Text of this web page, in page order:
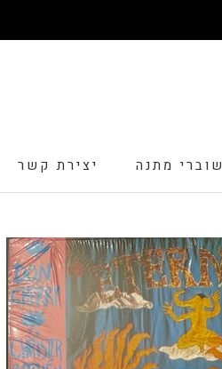
שוברי מתנה
יצירת קשר